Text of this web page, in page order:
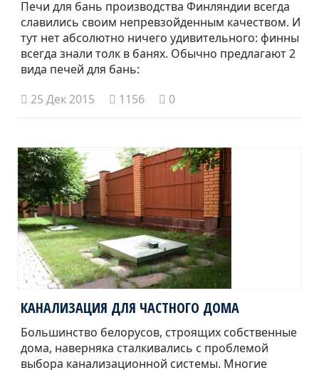
Печи для бань производства Финляндии всегда
славились своим непревзойденным качеством. И
тут нет абсолютно ничего удивительного: финны
всегда знали толк в банях. Обычно предлагают 2
вида печей для бань:
25 Дек 2015
1156 0
КАНАЛИЗАЦИЯ ДЛЯ ЧАСТНОГО ДОМА
Большинство белорусов, строящих собственные
дома, наверняка сталкивались с проблемой
выбора канализационной системы. Многие